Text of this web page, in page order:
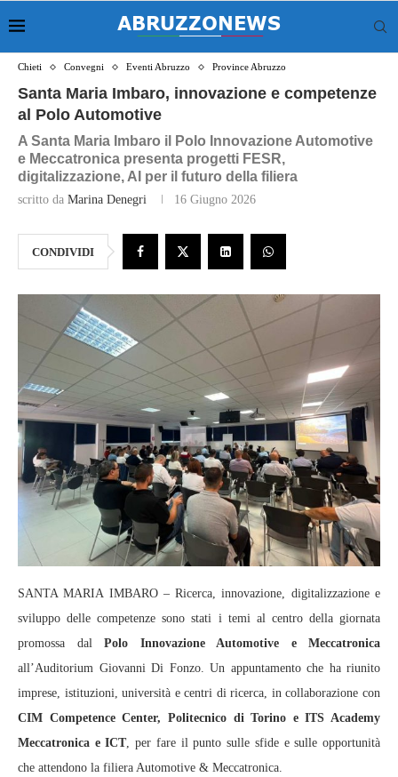
Chieti Convegni Eventi Abruzzo Province Abruzzo
Santa Maria Imbaro, innovazione e competenze
al Polo Automotive
A Santa Maria Imbaro il Polo Innovazione Automotive
e Meccatronica presenta progetti FESR,
digitalizzazione, AI per il futuro della filiera
scritto da Marina Denegri 16 Giugno 2026
CONDIVIDI
SANTA MARIA IMBARO – Ricerca, innovazione, digitalizzazione e
sviluppo delle competenze sono stati i temi al centro della giornata
promossa dal Polo Innovazione Automotive e Meccatronica
all’Auditorium Giovanni Di Fonzo. Un appuntamento che ha riunito
imprese, istituzioni, università e centri di ricerca, in collaborazione con
CIM Competence Center, Politecnico di Torino e ITS Academy
Meccatronica e ICT, per fare il punto sulle sfide e sulle opportunità
che attendono la filiera Automotive & Meccatronica.